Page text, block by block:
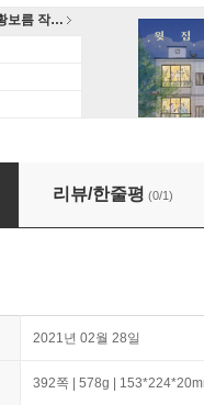
뮤지컬 〈휴남동 서점〉X 황보름 작가 북토크
리뷰/한줄평 (0/1)
2021년 02월 28일
392쪽 | 578g |